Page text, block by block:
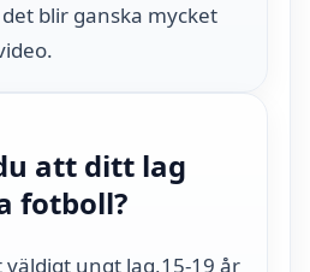
blir ganska mycket
att ditt lag
fotboll?
väldigt ungt lag,15-19 år